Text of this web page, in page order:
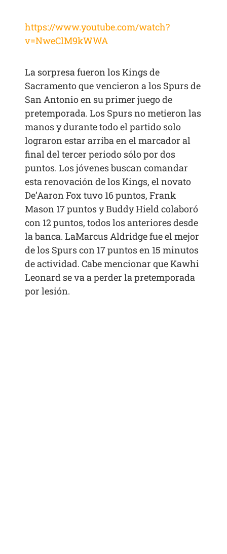
https://www.youtube.com/watch?
v=NweClM9kWWA
La sorpresa fueron los Kings de
Sacramento que vencieron a los Spurs de
San Antonio en su primer juego de
pretemporada. Los Spurs no metieron las
manos y durante todo el partido solo
lograron estar arriba en el marcador al
final del tercer periodo sólo por dos
puntos. Los jóvenes buscan comandar
esta renovación de los Kings, el novato
De’Aaron Fox tuvo 16 puntos, Frank
Mason 17 puntos y Buddy Hield colaboró
con 12 puntos, todos los anteriores desde
la banca. LaMarcus Aldridge fue el mejor
de los Spurs con 17 puntos en 15 minutos
de actividad. Cabe mencionar que Kawhi
Leonard se va a perder la pretemporada
por lesión.